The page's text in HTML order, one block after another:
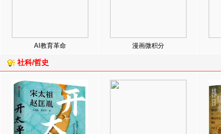
AI教育革命 漫画微积分
社科/哲史